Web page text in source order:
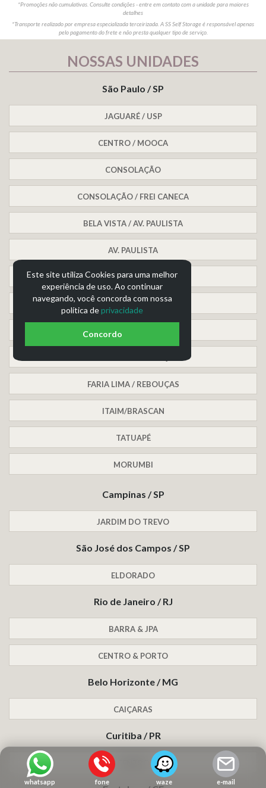
whatsapp fone waze e-mail
*Promoções não cumulativas. Consulte condições - entre em contato com a unidade para maiores
detalhes
*Transporte realizado por empresa especializada terceirizada. A SS Self Storage é responsável apenas
pelo pagamento do frete e não presta qualquer tipo de serviço.
NOSSAS UNIDADES
São Paulo / SP
JAGUARÉ / USP
CENTRO / MOOCA
CONSOLAÇÃO
CONSOLAÇÃO / FREI CANECA
BELA VISTA / AV. PAULISTA
AV. PAULISTA
PARAÍSO
SANTO AMARO
PINHEIROS / PEDROSO
FARIA LIMA / REBOUÇAS
ITAIM/BRASCAN
TATUAPÉ
MORUMBI
Campinas / SP
JARDIM DO TREVO
São José dos Campos / SP
ELDORADO
Rio de Janeiro / RJ
BARRA & JPA
CENTRO & PORTO
Belo Horizonte / MG
CAIÇARAS
Curitiba / PR
Este site utiliza Cookies para uma melhor
experiência de uso. Ao continuar
navegando, você concorda com nossa
política deprivacidade
Concordo